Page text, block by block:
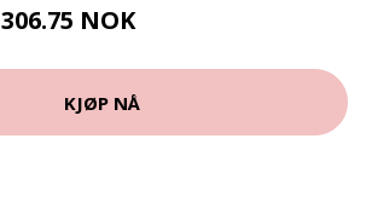
306.75 NOK
KJØP NÅ